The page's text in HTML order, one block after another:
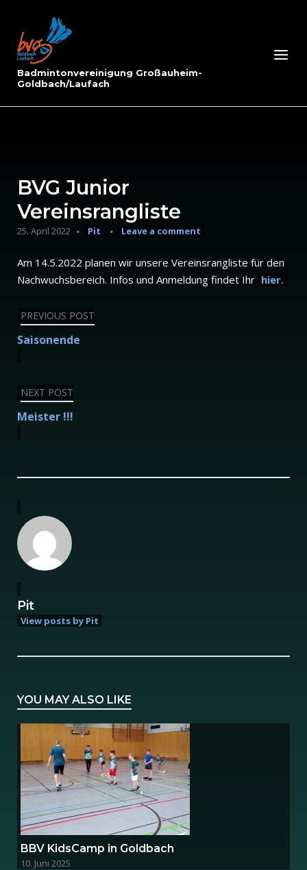
content
Badmintonvereinigung Großauheim-
Goldbach/Laufach
Menu
BVG Junior
Vereinsrangliste
25. April 2022 Pit Leave a comment
Am 14.5.2022 planen wir unsere Vereinsrangliste für den
Nachwuchsbereich. Infos und Anmeldung findet Ihr hier.
Beitragsnavigation
PREVIOUS POST
Saisonende
NEXT POST
Meister !!!
Pit
View posts by Pit
YOU MAY ALSO LIKE
BBV KidsCamp in Goldbach
10. Juni 2025